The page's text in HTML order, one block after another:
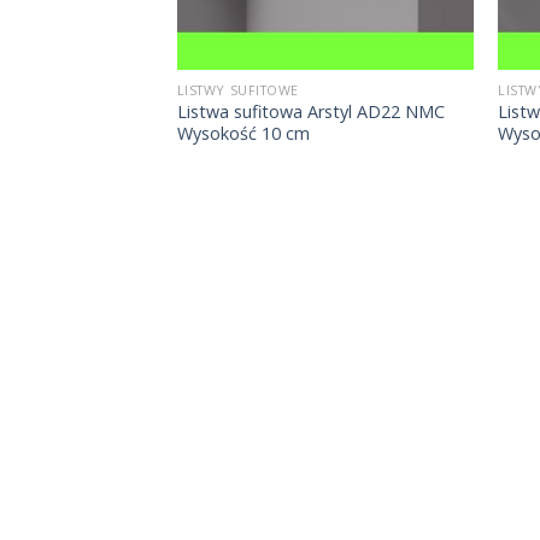
LISTWY SUFITOWE
Listwa sufitowa Arstyl AD22 NMC
Wysokość 10 cm